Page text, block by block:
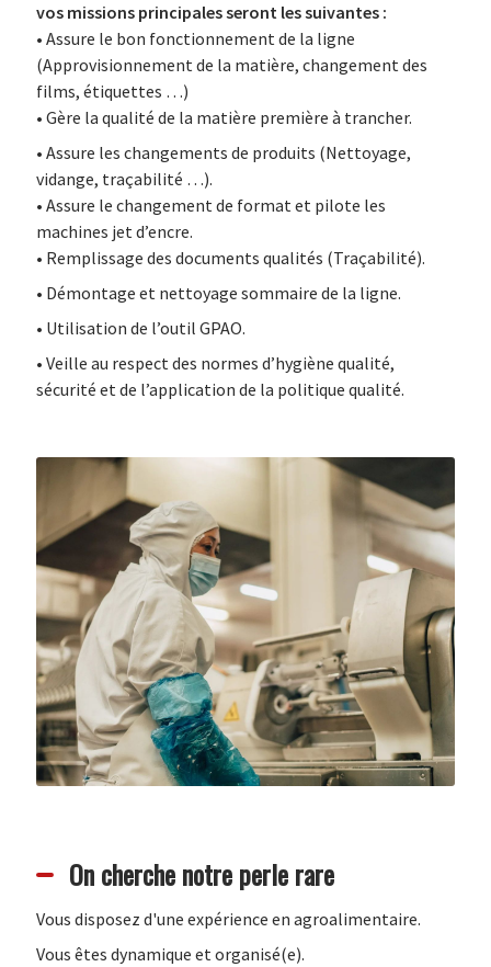
vos missions principales seront les suivantes :
• Assure le bon fonctionnement de la ligne
(Approvisionnement de la matière, changement des
films, étiquettes …)
• Gère la qualité de la matière première à trancher.
• Assure les changements de produits (Nettoyage,
vidange, traçabilité …).
• Assure le changement de format et pilote les
machines jet d’encre.
• Remplissage des documents qualités (Traçabilité).
• Démontage et nettoyage sommaire de la ligne.
• Utilisation de l’outil GPAO.
• Veille au respect des normes d’hygiène qualité,
sécurité et de l’application de la politique qualité.
On cherche notre perle rare
Vous disposez d'une expérience en agroalimentaire.
Vous êtes dynamique et organisé(e).